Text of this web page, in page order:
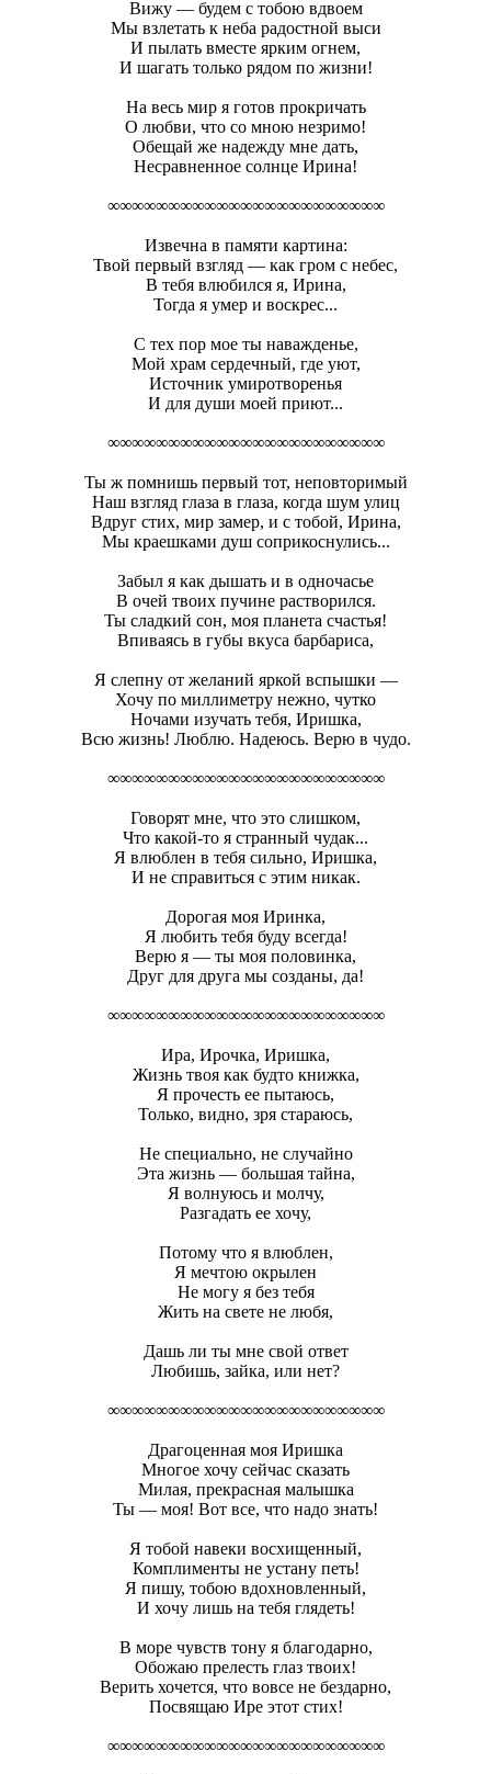
Вижу — будем с тобою вдвоем
Мы взлетать к неба радостной выси
И пылать вместе ярким огнем,
И шагать только рядом по жизни!
На весь мир я готов прокричать
О любви, что со мною незримо!
Обещай же надежду мне дать,
Несравненное солнце Ирина!
∞∞∞∞∞∞∞∞∞∞∞∞∞∞∞∞∞∞∞∞∞∞∞
Извечна в памяти картина:
Твой первый взгляд — как гром с небес,
В тебя влюбился я, Ирина,
Тогда я умер и воскрес...
С тех пор мое ты наважденье,
Мой храм сердечный, где уют,
Источник умиротворенья
И для души моей приют...
∞∞∞∞∞∞∞∞∞∞∞∞∞∞∞∞∞∞∞∞∞∞∞
Ты ж помнишь первый тот, неповторимый
Наш взгляд глаза в глаза, когда шум улиц
Вдруг стих, мир замер, и с тобой, Ирина,
Мы краешками душ соприкоснулись...
Забыл я как дышать и в одночасье
В очей твоих пучине растворился.
Ты сладкий сон, моя планета счастья!
Впиваясь в губы вкуса барбариса,
Я слепну от желаний яркой вспышки —
Хочу по миллиметру нежно, чутко
Ночами изучать тебя, Иришка,
Всю жизнь! Люблю. Надеюсь. Верю в чудо.
∞∞∞∞∞∞∞∞∞∞∞∞∞∞∞∞∞∞∞∞∞∞∞
Говорят мне, что это слишком,
Что какой-то я странный чудак...
Я влюблен в тебя сильно, Иришка,
И не справиться с этим никак.
Дорогая моя Иринка,
Я любить тебя буду всегда!
Верю я — ты моя половинка,
Друг для друга мы созданы, да!
∞∞∞∞∞∞∞∞∞∞∞∞∞∞∞∞∞∞∞∞∞∞∞
Ира, Ирочка, Иришка,
Жизнь твоя как будто книжка,
Я прочесть ее пытаюсь,
Только, видно, зря стараюсь,
Не специально, не случайно
Эта жизнь — большая тайна,
Я волнуюсь и молчу,
Разгадать ее хочу,
Потому что я влюблен,
Я мечтою окрылен
Не могу я без тебя
Жить на свете не любя,
Дашь ли ты мне свой ответ
Любишь, зайка, или нет?
∞∞∞∞∞∞∞∞∞∞∞∞∞∞∞∞∞∞∞∞∞∞∞
Драгоценная моя Иришка
Многое хочу сейчас сказать
Милая, прекрасная малышка
Ты — моя! Вот все, что надо знать!
Я тобой навеки восхищенный,
Комплименты не устану петь!
Я пишу, тобою вдохновленный,
И хочу лишь на тебя глядеть!
В море чувств тону я благодарно,
Обожаю прелесть глаз твоих!
Верить хочется, что вовсе не бездарно,
Посвящаю Ире этот стих!
∞∞∞∞∞∞∞∞∞∞∞∞∞∞∞∞∞∞∞∞∞∞∞